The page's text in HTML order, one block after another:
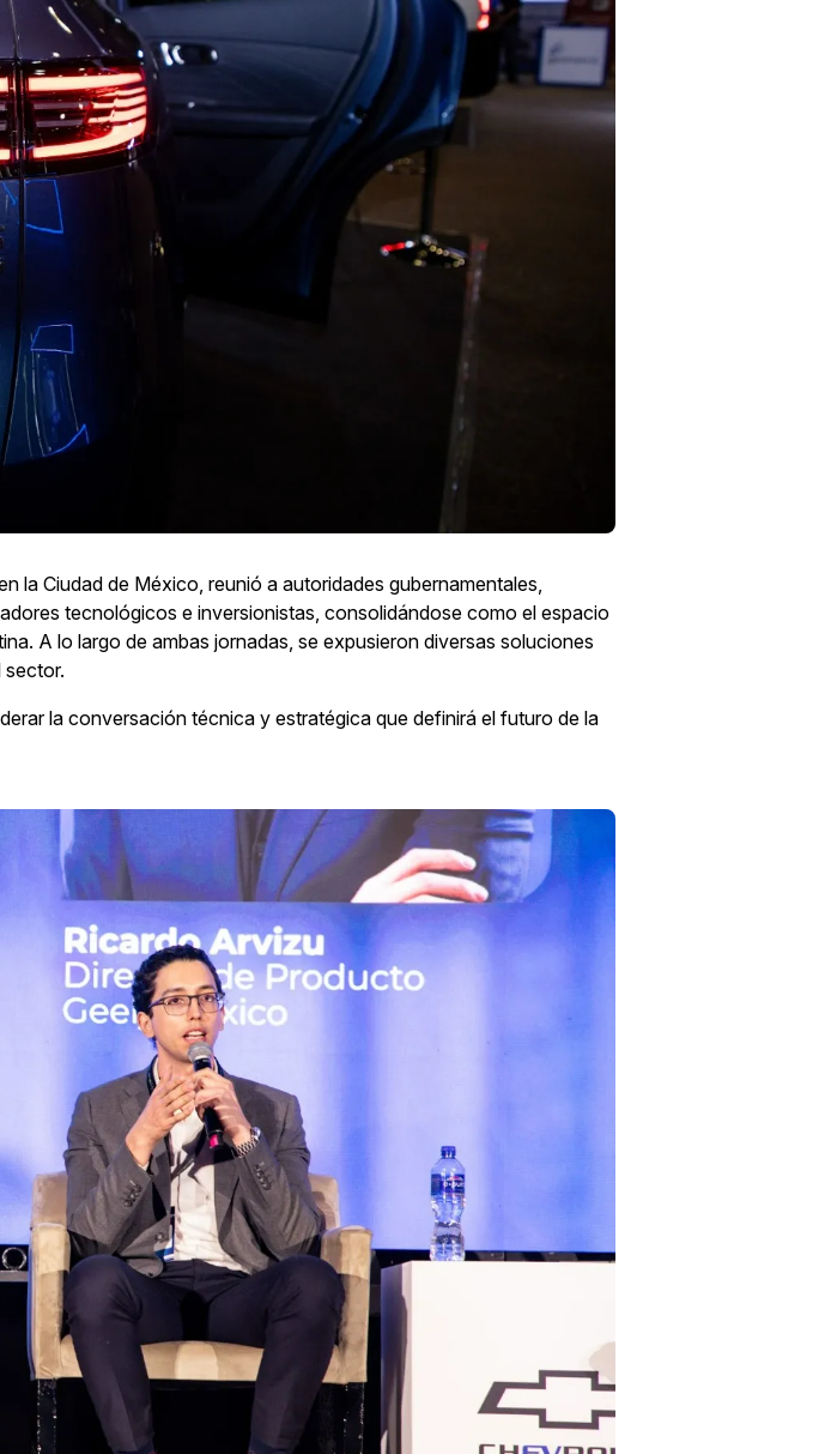
la Ciudad de México, reunió a autoridades gubernamentales,
tecnológicos e inversionistas, consolidándose como el espacio
A lo largo de ambas jornadas, se expusieron diversas soluciones
sector.
la conversación técnica y estratégica que definirá el futuro de la